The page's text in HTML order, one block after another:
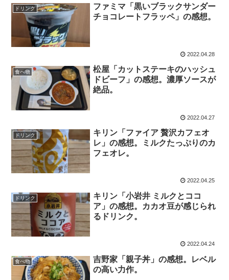
ドリンク
ファミマ「黒いブラックサンダー
チョコレートフラッペ」の感想。
2022.04.28
食べ物
松屋「カットステーキのハッシュ
ドビーフ」の感想。濃厚ソースが
絶品。
2022.04.27
ドリンク
キリン「ファイア 贅沢カフェオ
レ」の感想。ミルクたっぷりのカ
フェオレ。
2022.04.25
ドリンク
キリン「小岩井 ミルクとココ
ア」の感想。カカオ豆が感じられ
るドリンク。
2022.04.24
食べ物
吉野家「親子丼」の感想。レベル
の高い力作。